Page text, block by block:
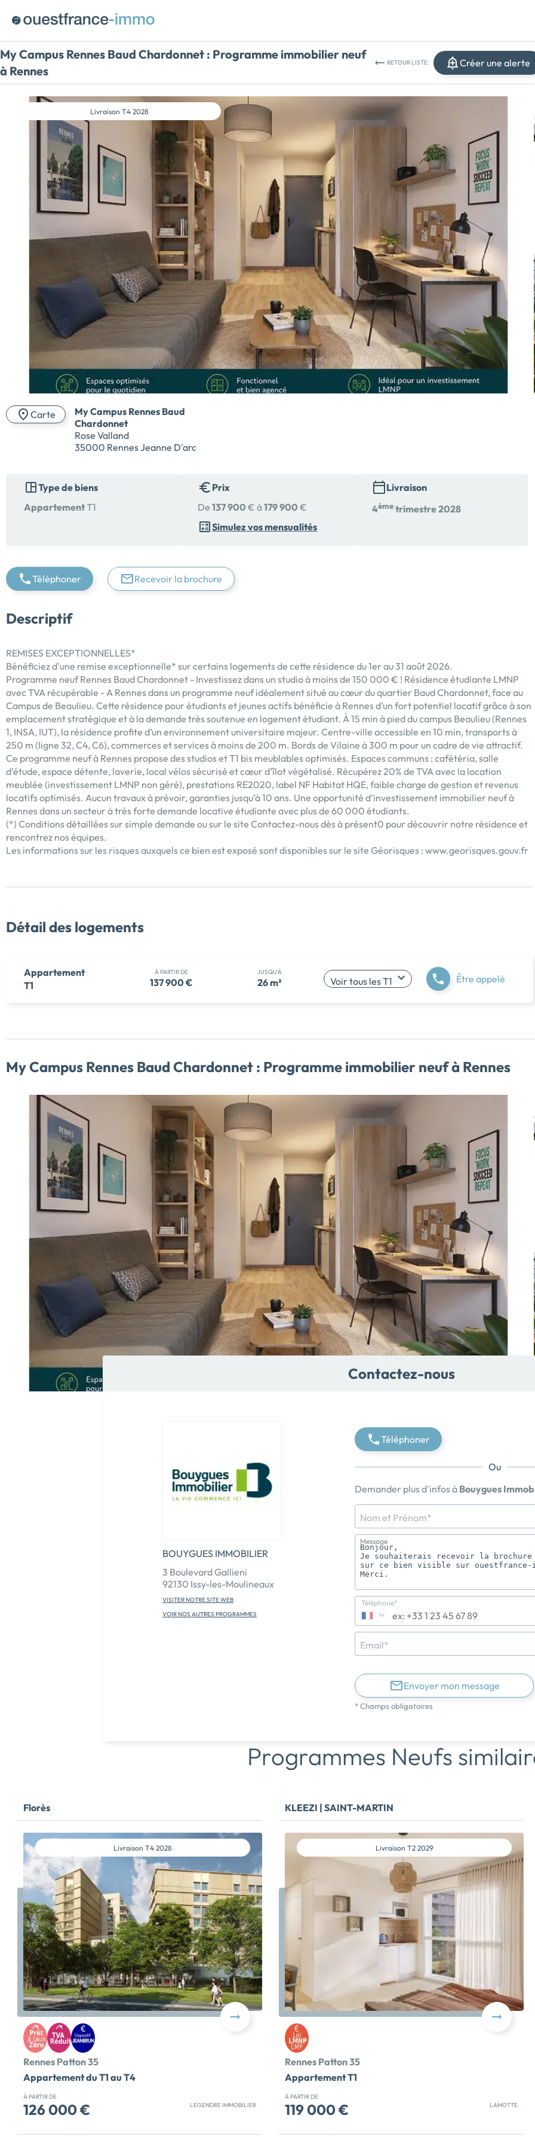
My Campus Rennes Baud Chardonnet : Programme immobilier neuf
à Rennes
RETOURLISTE Créer une alerte
Livraison T4 2028
Carte
My Campus Rennes Baud
Chardonnet
Rose Valland
35000 Rennes Jeanne D'arc
Type de biens
AppartementT1
Prix
De137 900 € à179 900 €
Simulez vos mensualités
Livraison
4èmetrimestre 2028
Téléphoner Recevoir la brochure
Descriptif
REMISES EXCEPTIONNELLES*
Bénéficiez d'une remise exceptionnelle* sur certains logements de cette résidence du 1er au 31 août 2026.
Programme neuf Rennes Baud Chardonnet - Investissez dans un studio à moins de 150 000 € ! Résidence étudiante LMNP
avec TVA récupérable - A Rennes dans un programme neuf idéalement situé au cœur du quartier Baud Chardonnet, face au
Campus de Beaulieu. Cette résidence pour étudiants et jeunes actifs bénéficie à Rennes d’un fort potentiel locatif grâce à son
emplacement stratégique et à la demande très soutenue en logement étudiant. À 15 min à pied du campus Beaulieu (Rennes
1, INSA, IUT), la résidence profite d’un environnement universitaire majeur. Centre-ville accessible en 10 min, transports à
250 m (ligne 32, C4, C6), commerces et services à moins de 200 m. Bords de Vilaine à 300 m pour un cadre de vie attractif.
Ce programme neuf à Rennes propose des studios et T1 bis meublables optimisés. Espaces communs : cafétéria, salle
d’étude, espace détente, laverie, local vélos sécurisé et cœur d’îlot végétalisé. Récupérez 20% de TVA avec la location
meublée (investissement LMNP non géré), prestations RE2020, label NF Habitat HQE, faible charge de gestion et revenus
locatifs optimisés. Aucun travaux à prévoir, garanties jusqu’à 10 ans. Une opportunité d’investissement immobilier neuf à
Rennes dans un secteur à très forte demande locative étudiante avec plus de 60 000 étudiants.
(*) Conditions détaillées sur simple demande ou sur le site Contactez-nous dès à présent0 pour découvrir notre résidence et
rencontrez nos équipes.
Les informations sur les risques auxquels ce bien est exposé sont disponibles sur le site Géorisques : www.georisques.gouv.fr
Détail des logements
Appartement
T1
À PARTIR DE
137 900 €
JUSQU'À
26 m² Voir tous les T1 Être appelé
My Campus Rennes Baud Chardonnet : Programme immobilier neuf à Rennes
Contactez-nous
BOUYGUES IMMOBILIER
3 Boulevard Gallieni
92130 Issy-les-Moulineaux
VISITER NOTRE SITE WEB
VOIR NOS AUTRES PROGRAMMES
Téléphoner
Ou
Demander plus d'infos à Bouygues
Nom et Prénom*
Message
Téléphone*
Email*
Envoyer mon message
* Champs obligatoires
Programmes Neufs
Florès
Livraison T4 2028
Rennes Patton 35
Appartement du T1 au T4
À PARTIR DE
126 000 € LEGENDRE IMMOBILIER
quartier en pleine transformation : découvrez la
KLEEZI | SAINT-MARTIN
Livraison T2 2029
Rennes Patton 35
Appartement T1
À PARTIR DE
119 000 € LAMOTTE
RENNES | Profitez de notre pack meubles offert* !